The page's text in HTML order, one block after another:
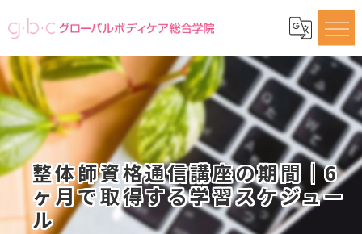
整体師資格通信講座の期間｜6
ヶ月で取得する学習スケジュー
ル